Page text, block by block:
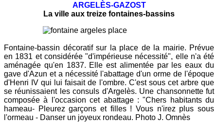
ARGELÈS-GAZOST
La ville aux treize fontaines-bassins
Fontaine-bassin décoratif sur la place de la mairie. Prévue
en 1831 et considérée "d'impérieuse nécessité", elle n'a été
aménagée qu'en 1837. Elle est alimentée par les eaux du
gave d'Azun et a nécessité l'abattage d'un orme de l'époque
d'Henri IV qui lui faisait de l'ombre. C'est sous cet arbre que
se réunissaient les consuls d'Argelès. Une chansonnette fut
composée à l'occasion cet abattage : "Chers habitants du
hameau- Pleurez garçons et filles ! Vous n'irez plus sous
l'ormeau - Danser un joyeux rondeau. Photo J. Omnès